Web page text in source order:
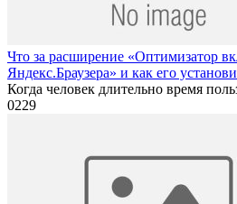
Что за расширение «Оптимизатор
Яндекс.Браузера» и как его
Когда человек длительно время
0229